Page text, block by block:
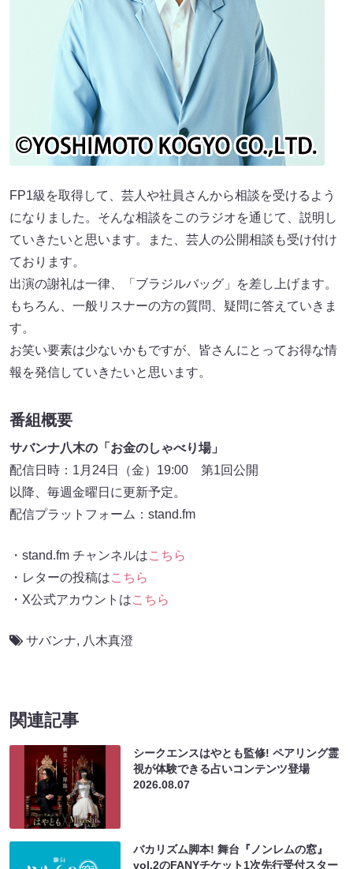
FP1級を取得して、芸人や社員さんから相談を受けるよう
になりました。そんな相談をこのラジオを通じて、説明し
ていきたいと思います。また、芸人の公開相談も受け付け
ております。
出演の謝礼は一律、「ブラジルバッグ」を差し上げます。
もちろん、一般リスナーの方の質問、疑問に答えていきま
す。
お笑い要素は少ないかもですが、皆さんにとってお得な情
報を発信していきたいと思います。
番組概要
サバンナ八木の「お金のしゃべり場」
配信日時：1月24日（金）19:00 第1回公開
以降、毎週金曜日に更新予定。
配信プラットフォーム：stand.fm
・stand.fm チャンネルはこちら
・レターの投稿はこちら
・X公式アカウントはこちら
サバンナ, 八木真澄
関連記事
シークエンスはやとも監修! ペアリング霊
視が体験できる占いコンテンツ登場
2026.08.07
バカリズム脚本! 舞台『ノンレムの窓』
vol.2のFANYチケット1次先行受付スター